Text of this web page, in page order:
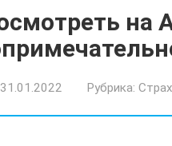
на
31.01.2022 Рубрика: